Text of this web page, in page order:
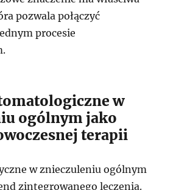
pozwala połączyć
procesie
w
ogólnym jako
terapii
w znieczuleniu ogólnym
zintegrowanego leczenia.